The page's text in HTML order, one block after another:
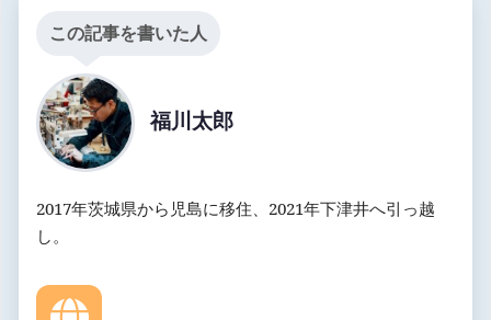
この記事を書いた人
福川太郎
2017年茨城県から児島に移住、2021年下津井へ引っ越
し。